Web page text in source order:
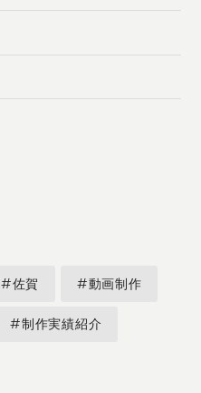
#佐賀 #動画制作
#制作実績紹介